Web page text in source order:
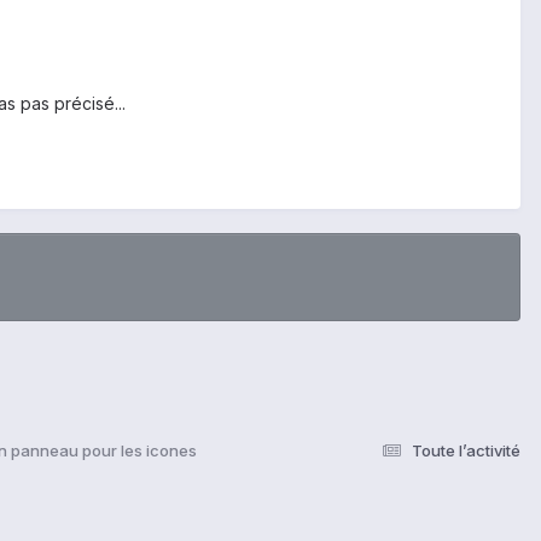
pas précisé...
Toute l’activité
panneau pour les icones